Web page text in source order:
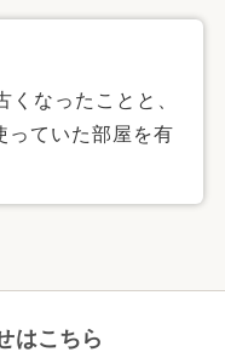
なったことと、
っていた部屋を有
はこちら